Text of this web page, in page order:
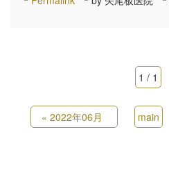
1 / 1
«2022年06月 main